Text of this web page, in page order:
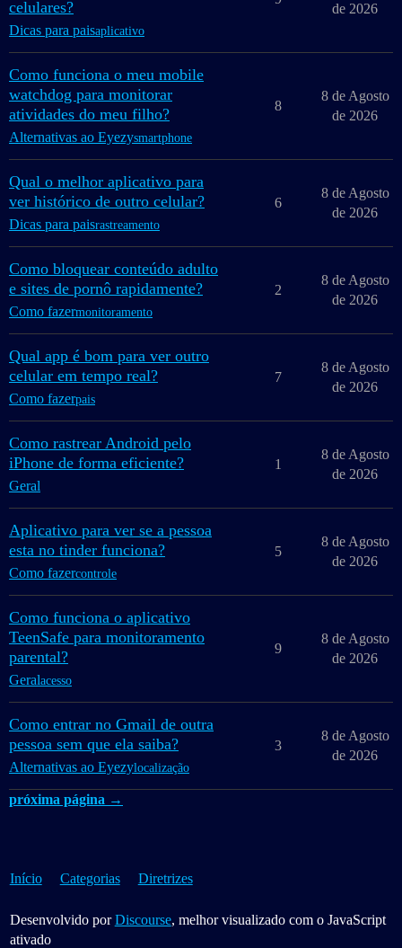
celulares?
Dicas para paisaplicativo
de 2026
Como funciona o meu mobile
watchdog para monitorar
atividades do meu filho?
Alternativas ao Eyezysmartphone
8
8 de Agosto
de 2026
Qual o melhor aplicativo para
ver histórico de outro celular?
Dicas para paisrastreamento
6
8 de Agosto
de 2026
Como bloquear conteúdo adulto
e sites de pornô rapidamente?
Como fazermonitoramento
2
8 de Agosto
de 2026
Qual app é bom para ver outro
celular em tempo real?
Como fazerpais
7
8 de Agosto
de 2026
Como rastrear Android pelo
iPhone de forma eficiente?
Geral
1
8 de Agosto
de 2026
Aplicativo para ver se a pessoa
esta no tinder funciona?
Como fazercontrole
5
8 de Agosto
de 2026
Como funciona o aplicativo
TeenSafe para monitoramento
parental?
Geralacesso
9
8 de Agosto
de 2026
Como entrar no Gmail de outra
pessoa sem que ela saiba?
Alternativas ao Eyezylocalização
3
8 de Agosto
de 2026
próxima página →
Início Categorias Diretrizes
Desenvolvido porDiscourse, melhor visualizado com o JavaScript
ativado